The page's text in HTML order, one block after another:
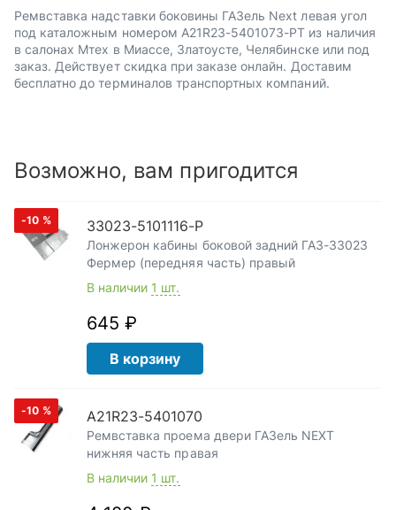
Ремвставка надставки боковины ГАЗель Next левая угол
под каталожным номером A21R23-5401073-РТ из наличия
в салонах Мтех в Миассе, Златоусте, Челябинске или под
заказ. Действует скидка при заказе онлайн. Доставим
бесплатно до терминалов транспортных компаний.
Возможно, вам пригодится
-10 % 33023-5101116-Р
Лонжерон кабины боковой задний ГАЗ-33023
Фермер (передняя часть) правый
В наличии 1 шт.
645 ₽
В корзину
-10 % А21R23-5401070
Ремвставка проема двери ГАЗель NEXT
нижняя часть правая
В наличии 1 шт.